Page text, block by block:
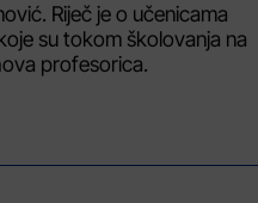
Riječ je o učenicama
su tokom školovanja na
profesorica.